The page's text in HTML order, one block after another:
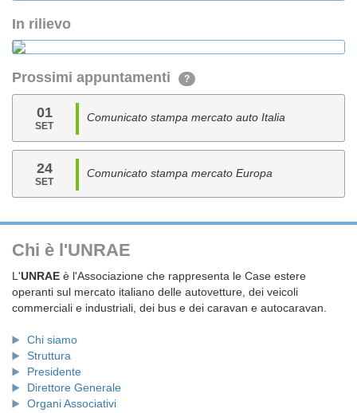
In rilievo
Prossimi appuntamenti ?
01
SET
Comunicato stampa mercato auto Italia
24
SET
Comunicato stampa mercato Europa
Chi è l'UNRAE
L'UNRAE è l'Associazione che rappresenta le Case estere
operanti sul mercato italiano delle autovetture, dei veicoli
commerciali e industriali, dei bus e dei caravan e autocaravan.
Chi siamo
Struttura
Presidente
Direttore Generale
Organi Associativi